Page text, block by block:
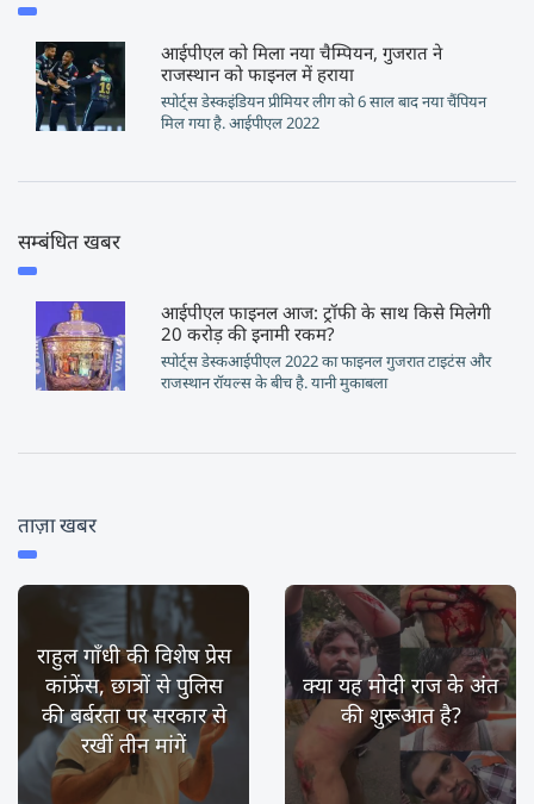
आईपीएल को मिला नया चैम्पियन, गुजरात ने
राजस्थान को फाइनल में हराया
स्पोर्ट्स डेस्कइंडियन प्रीमियर लीग को 6 साल बाद नया चैंपियन
मिल गया है. आईपीएल 2022
सम्बंधित खबर
आईपीएल फाइनल आज: ट्रॉफी के साथ किसे मिलेगी
20 करोड़ की इनामी रकम?
स्पोर्ट्स डेस्कआईपीएल 2022 का फाइनल गुजरात टाइटंस और
राजस्थान रॉयल्स के बीच है. यानी मुकाबला
ताज़ा खबर
राहुल गाँधी की विशेष प्रेस
कांफ्रेंस, छात्रों से पुलिस
की बर्बरता पर सरकार से
रखीं तीन मांगें
क्या यह मोदी राज के अंत
की शुरूआत है?